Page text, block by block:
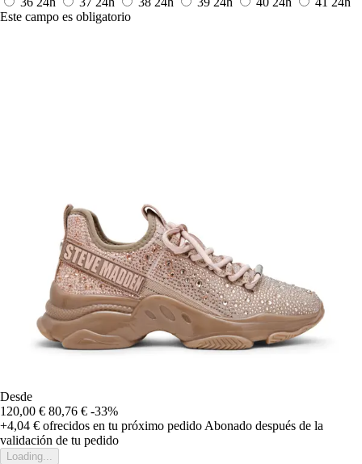
Este campo es obligatorio
Desde
120,00 € 80,76 € -33%
+4,04 € ofrecidos en tu próximo pedido Abonado después de la
validación de tu pedido
Loading...